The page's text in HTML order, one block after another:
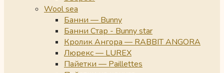
Wool sea
Банни — Bunny
Банни Стар - Bunny star
Кролик Ангора — RABBIT ANGORA
Люрекс — LUREX
Пайетки — Paillettes